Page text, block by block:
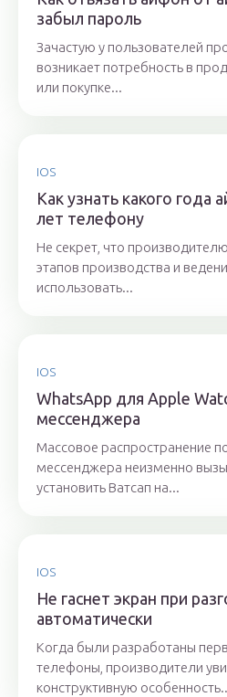
забыл пароль
Зачастую у пользователей
возникает потребность в
или покупке...
IOS
Как узнать какого года
лет телефону
Не секрет, что
этапов производства и
использовать...
IOS
WhatsApp для Apple
мессенджера
Массовое распространение
мессенджера неизменно
установить Ватсап на...
IOS
Не гаснет экран при
автоматически
Когда были разработаны
телефоны, производители
конструктивную